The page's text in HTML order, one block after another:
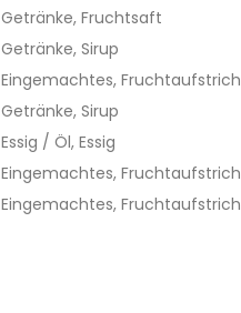
Getränke, Fruchtsaft
Getränke, Sirup
Eingemachtes, Fruchtaufstrich
Getränke, Sirup
Essig / Öl, Essig
Eingemachtes, Fruchtaufstrich
Eingemachtes, Fruchtaufstrich